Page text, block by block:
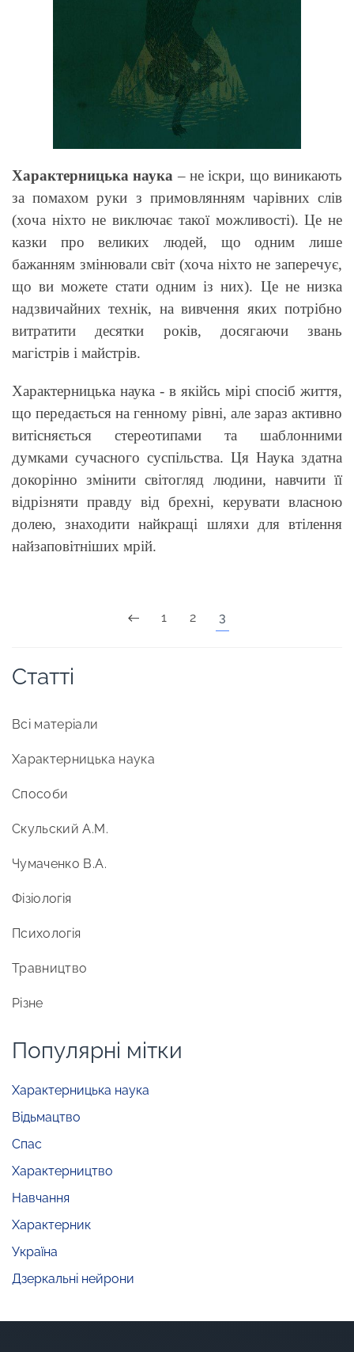
Характерницька наука – не іскри, що виникають
за помахом руки з примовлянням чарівних слів
(хоча ніхто не виключає такої можливості). Це не
казки про великих людей, що одним лише
бажанням змінювали світ (хоча ніхто не заперечує,
що ви можете стати одним із них). Це не низка
надзвичайних технік, на вивчення яких потрібно
витратити десятки років, досягаючи звань
магістрів і майстрів.
Характерницька наука - в якійсь мірі спосіб життя,
що передається на генному рівні, але зараз активно
витісняється стереотипами та шаблонними
думками сучасного суспільства. Ця Наука здатна
докорінно змінити світогляд людини, навчити її
відрізняти правду від брехні, керувати власною
долею, знаходити найкращі шляхи для втілення
найзаповітніших мрій.
1 2 3
Статті
Всі матеріали
Характерницька наука
Способи
Скульский А.М.
Чумаченко В.А.
Фізіологія
Психологія
Травництво
Різне
Популярні мітки
Характерницька наука
Відьмацтво
Спас
Характерництво
Навчання
Характерник
Україна
Дзеркальні нейрони